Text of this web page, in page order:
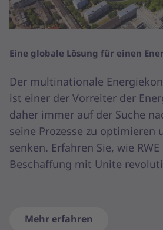
Eine globale Lösung für einen
Der multinationale
ist einer der Vorreiter der
daher immer auf der Suche
seine Prozesse zu optimieren
senken. Erfahren Sie, wie RWE
Beschaffung mit Unite
Mehr erfahren